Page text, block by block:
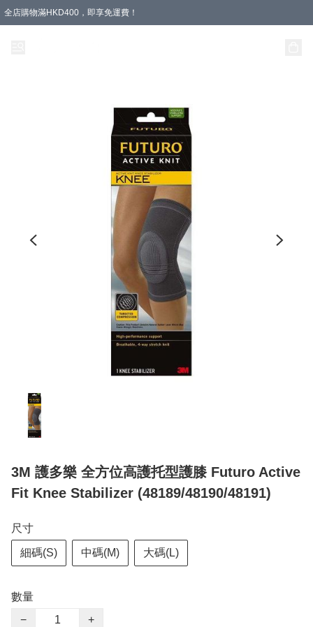
全店購物滿HKD400，即享免運費！
3M 護多樂 全方位高護托型護膝 Futuro Active
Fit Knee Stabilizer (48189/48190/48191)
尺寸
細碼(S) 中碼(M) 大碼(L)
數量
−
+